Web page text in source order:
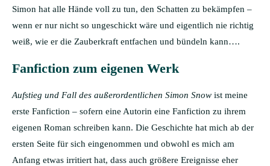
Simon hat alle Hände voll zu tun, den Schatten zu bekämpfen –
wenn er nur nicht so ungeschickt wäre und eigentlich nie richtig
weiß, wie er die Zauberkraft entfachen und bündeln kann….
Fanfiction zum eigenen Werk
Aufstieg und Fall des außerordentlichen Simon Snow ist meine
erste Fanfiction – sofern eine Autorin eine Fanfiction zu ihrem
eigenen Roman schreiben kann. Die Geschichte hat mich ab der
ersten Seite für sich eingenommen und obwohl es mich am
Anfang etwas irritiert hat, dass auch größere Ereignisse eher